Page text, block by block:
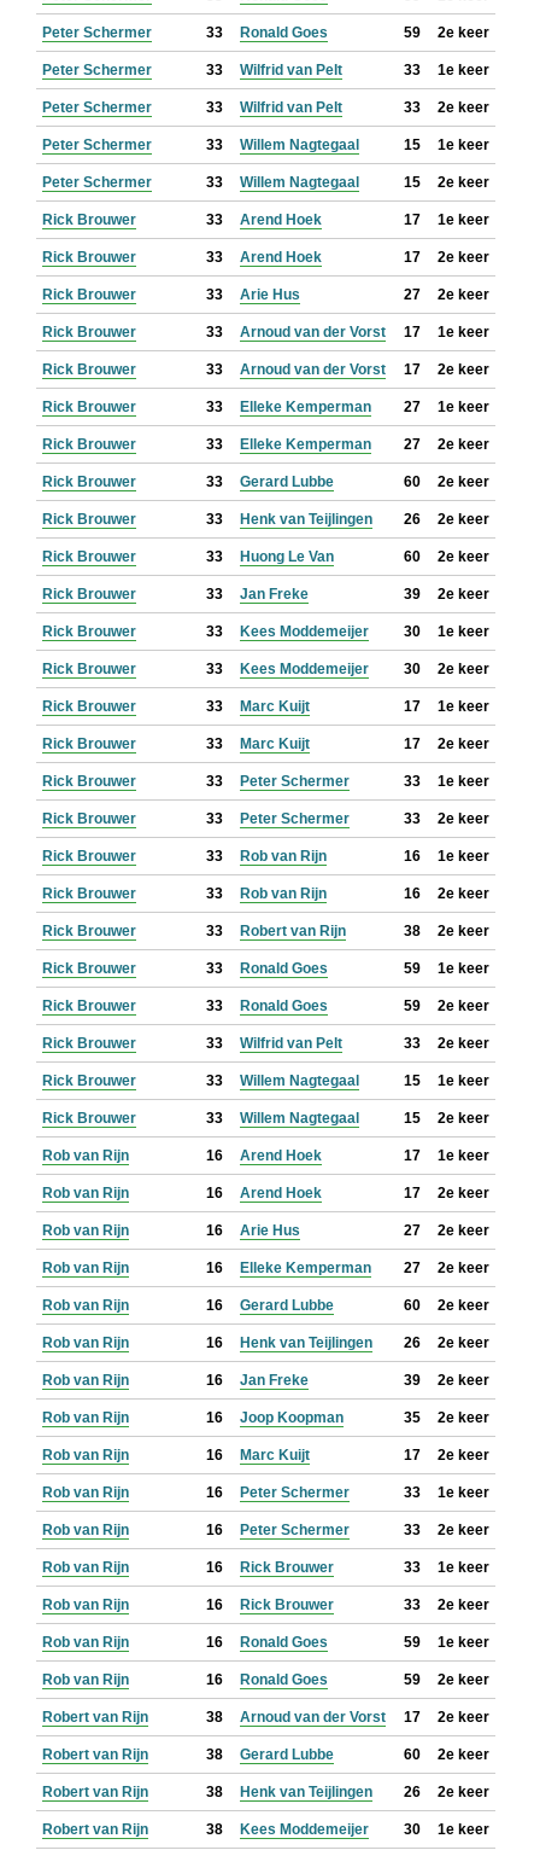
Peter Schermer 33 Ronald Goes 59 2e keer
Peter Schermer 33 Wilfrid van Pelt 33 1e keer
Peter Schermer 33 Wilfrid van Pelt 33 2e keer
Peter Schermer 33 Willem Nagtegaal 15 1e keer
Peter Schermer 33 Willem Nagtegaal 15 2e keer
Rick Brouwer 33 Arend Hoek 17 1e keer
Rick Brouwer 33 Arend Hoek 17 2e keer
Rick Brouwer 33 Arie Hus 27 2e keer
Rick Brouwer 33 Arnoud van der Vorst 17 1e keer
Rick Brouwer 33 Arnoud van der Vorst 17 2e keer
Rick Brouwer 33 Elleke Kemperman 27 1e keer
Rick Brouwer 33 Elleke Kemperman 27 2e keer
Rick Brouwer 33 Gerard Lubbe 60 2e keer
Rick Brouwer 33 Henk van Teijlingen 26 2e keer
Rick Brouwer 33 Huong Le Van 60 2e keer
Rick Brouwer 33 Jan Freke 39 2e keer
Rick Brouwer 33 Kees Moddemeijer 30 1e keer
Rick Brouwer 33 Kees Moddemeijer 30 2e keer
Rick Brouwer 33 Marc Kuijt 17 1e keer
Rick Brouwer 33 Marc Kuijt 17 2e keer
Rick Brouwer 33 Peter Schermer 33 1e keer
Rick Brouwer 33 Peter Schermer 33 2e keer
Rick Brouwer 33 Rob van Rijn 16 1e keer
Rick Brouwer 33 Rob van Rijn 16 2e keer
Rick Brouwer 33 Robert van Rijn 38 2e keer
Rick Brouwer 33 Ronald Goes 59 1e keer
Rick Brouwer 33 Ronald Goes 59 2e keer
Rick Brouwer 33 Wilfrid van Pelt 33 2e keer
Rick Brouwer 33 Willem Nagtegaal 15 1e keer
Rick Brouwer 33 Willem Nagtegaal 15 2e keer
Rob van Rijn 16 Arend Hoek 17 1e keer
Rob van Rijn 16 Arend Hoek 17 2e keer
Rob van Rijn 16 Arie Hus 27 2e keer
Rob van Rijn 16 Elleke Kemperman 27 2e keer
Rob van Rijn 16 Gerard Lubbe 60 2e keer
Rob van Rijn 16 Henk van Teijlingen 26 2e keer
Rob van Rijn 16 Jan Freke 39 2e keer
Rob van Rijn 16 Joop Koopman 35 2e keer
Rob van Rijn 16 Marc Kuijt 17 2e keer
Rob van Rijn 16 Peter Schermer 33 1e keer
Rob van Rijn 16 Peter Schermer 33 2e keer
Rob van Rijn 16 Rick Brouwer 33 1e keer
Rob van Rijn 16 Rick Brouwer 33 2e keer
Rob van Rijn 16 Ronald Goes 59 1e keer
Rob van Rijn 16 Ronald Goes 59 2e keer
Robert van Rijn 38 Arnoud van der Vorst 17 2e keer
Robert van Rijn 38 Gerard Lubbe 60 2e keer
Robert van Rijn 38 Henk van Teijlingen 26 2e keer
Robert van Rijn 38 Kees Moddemeijer 30 1e keer